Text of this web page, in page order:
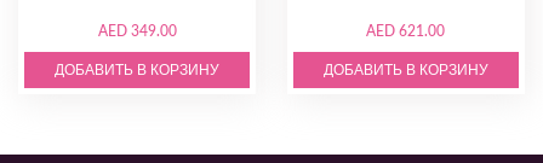
AED 349.00
ДОБАВИТЬ В КОРЗИНУ
AED 621.00
ДОБАВИТЬ В КОРЗИНУ